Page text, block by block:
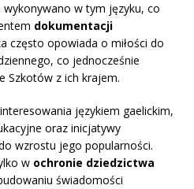
w tym języku, co
dokumentacji
często opowiada o miłości do
co jednocześnie
Szkotów z ich krajem.
językiem gaelickim,
oraz inicjatywy
wzrostu jego popularności.
w ochronie dziedzictwa
świadomości